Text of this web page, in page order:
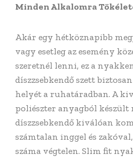
Minden Alkalomra
Akár egy hétköznapibb
vagy esetleg az esemény
szeretnél lenni, ez a
díszzsebkendő szett
helyét a ruhatáradban. A
poliészter anyagból készült
díszzsebkendő kiválóan
számtalan inggel és
száma végtelen. Slim fit